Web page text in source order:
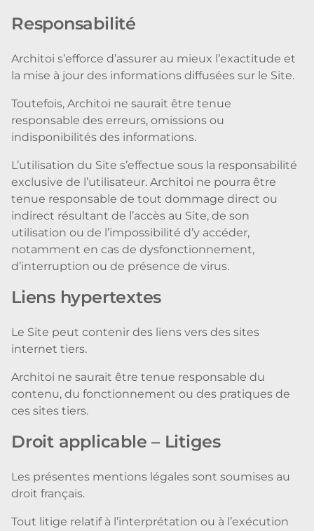
Responsabilité
Architoi s’efforce d’assurer au mieux l’exactitude et
la mise à jour des informations diffusées sur le Site.
Toutefois, Architoi ne saurait être tenue
responsable des erreurs, omissions ou
indisponibilités des informations.
L’utilisation du Site s’effectue sous la responsabilité
exclusive de l’utilisateur. Architoi ne pourra être
tenue responsable de tout dommage direct ou
indirect résultant de l’accès au Site, de son
utilisation ou de l’impossibilité d’y accéder,
notamment en cas de dysfonctionnement,
d’interruption ou de présence de virus.
Liens hypertextes
Le Site peut contenir des liens vers des sites
internet tiers.
Architoi ne saurait être tenue responsable du
contenu, du fonctionnement ou des pratiques de
ces sites tiers.
Droit applicable – Litiges
Les présentes mentions légales sont soumises au
droit français.
Tout litige relatif à l’interprétation ou à l’exécution